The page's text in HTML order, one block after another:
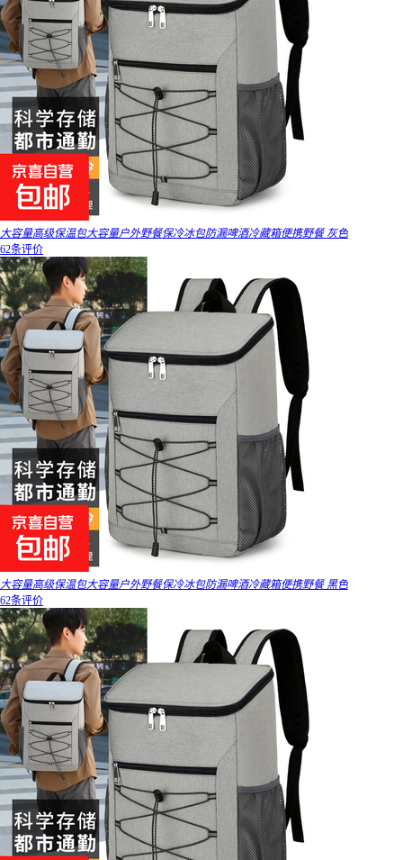
大容量高级保温包大容量户外野餐保冷冰包防漏啤酒冷藏箱便携野餐 灰色
62条评价
大容量高级保温包大容量户外野餐保冷冰包防漏啤酒冷藏箱便携野餐 黑色
62条评价